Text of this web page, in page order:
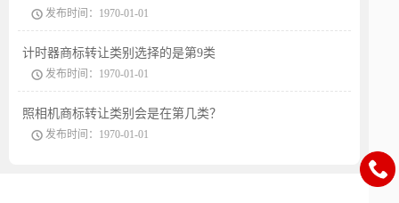
发布时间：1970-01-01
计时器商标转让类别选择的是第9类
发布时间：1970-01-01
照相机商标转让类别会是在第几类？
发布时间：1970-01-01